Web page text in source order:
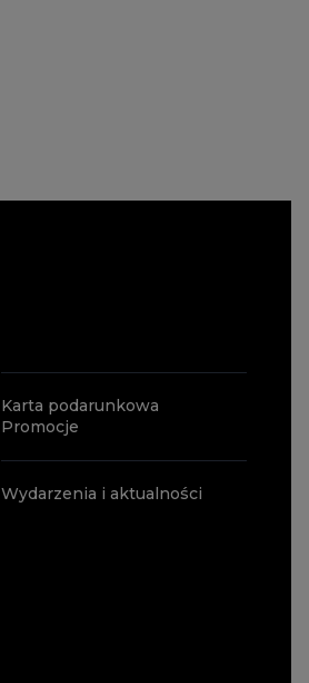
Karta podarunkowa
Promocje
Wydarzenia i aktualności